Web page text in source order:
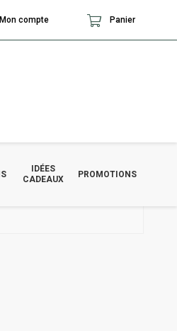
IDÉES
CADEAUX
PROMOTIONS
Mon compte Panier